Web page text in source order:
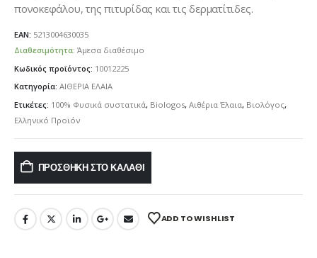
πονοκεφάλου, της πιτυρίδας και τις δερματίτιδες.
EAN: 5213004630035
Διαθεσιμότητα: Άμεσα διαθέσιμο
Κωδικός προϊόντος: 10012225
Κατηγορία: ΑΙΘΕΡΙΑ ΕΛΑΙΑ
Ετικέτες: 100% Φυσικά συστατικά, Biologos, Αιθέρια Έλαια, Βιολόγος,
Ελληνικό Προϊόν
ΠΡΟΣΘΉΚΗ ΣΤΟ ΚΑΛΆΘΙ
ADD TO WISHLIST